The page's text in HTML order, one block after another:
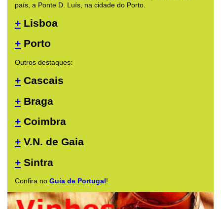
país, a Ponte D. Luís, na cidade do Porto.
+ Lisboa
+ Porto
Outros destaques:
+ Cascais
+ Braga
+ Coimbra
+ V.N. de Gaia
+ Sintra
Confira no Guia de Portugal!